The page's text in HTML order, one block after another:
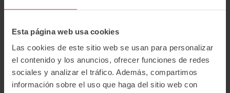
Esta página web usa cookies
Las cookies de este sitio web se usan para personalizar
el contenido y los anuncios, ofrecer funciones de redes
sociales y analizar el tráfico. Además, compartimos
información sobre el uso que haga del sitio web con
Formación en Lactancia y Salud Mental
Semana Mundial de la Salud Mental Materna 2023
La participación en los chats de los GALM reduce el
número de consultas sanitarias de forma significativa
Objetivos de Desarrollo Sostenible y lactancia